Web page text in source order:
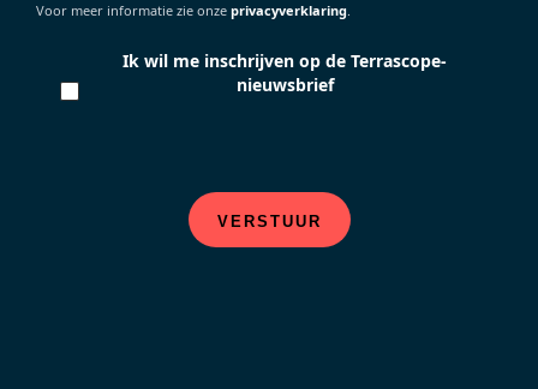
Voor meer informatie zie onze privacyverklaring.
Ik wil me inschrijven op de Terrascope-
nieuwsbrief
VERSTUUR